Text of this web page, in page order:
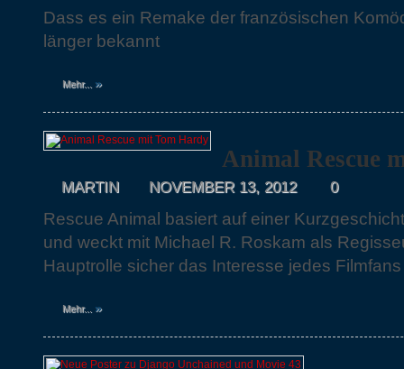
Dass es ein Remake der französischen
länger bekannt
Mehr... »
Animal Rescue
MARTIN NOVEMBER 13, 2012 0
Rescue Animal basiert auf einer
und weckt mit Michael R. Roskam als
Hauptrolle sicher das Interesse jedes Filmfans
Mehr... »